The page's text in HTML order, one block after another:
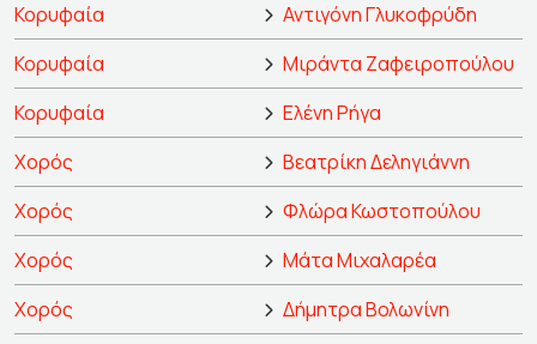
Κορυφαία
Αντιγόνη Γλυκοφρύδη
Κορυφαία
Μιράντα Ζαφειροπούλου
Κορυφαία
Ελένη Ρήγα
Χορός
Βεατρίκη Δεληγιάννη
Χορός
Φλώρα Κωστοπούλου
Χορός
Μάτα Μιχαλαρέα
Χορός
Δήμητρα Βολωνίνη